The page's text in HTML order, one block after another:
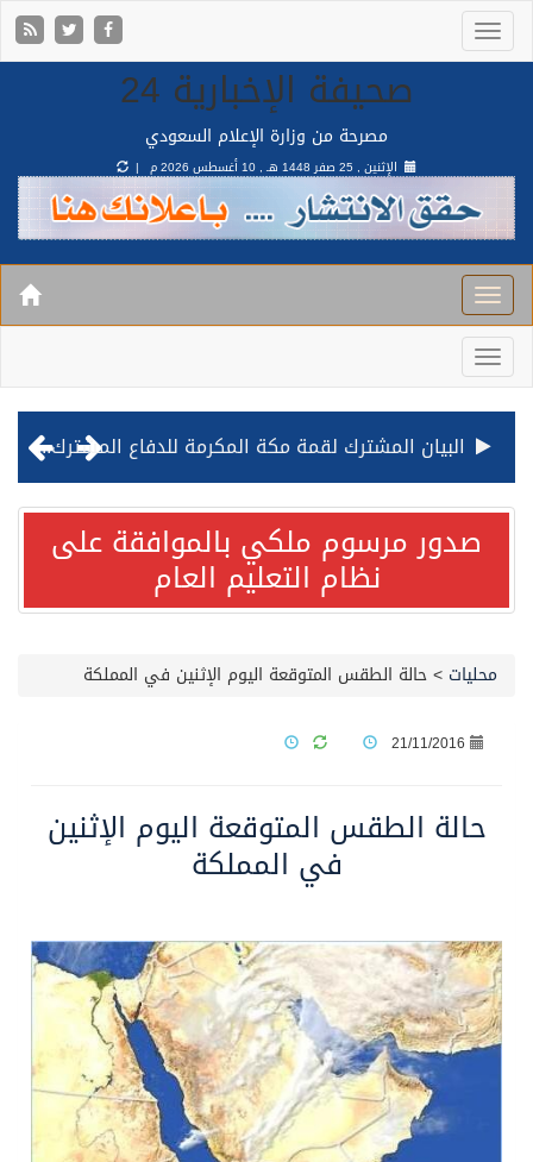
صحيفة الإخبارية 24
مصرحة من وزارة الإعلام السعودي
الإثنين , 25 صفر 1448 هـ , 10 أغسطس 2026 م |
البيان المشترك لقمة مكة المكرمة للدفاع المشترك بين المملكة وتركيا وباكستان
قيادة القوات المشتركة للتحالف: نفذنا عملية رد عسكري متناسبة لأهداف عسكرية مشروعة تابعة للمليشيا الحوثية الإرهابية في محافظة الحديدة
سمو ولي العهد يتلقى اتصالًا هاتفيًا من رئيس الوزراء الباكستاني
محافظ عفيف يؤدي صلاة عيد الأضحى
صدور مرسوم ملكي بالموافقة على
نظام التعليم العام
محليات >حالة الطقس المتوقعة اليوم الإثنين في المملكة
21/11/2016
حالة الطقس المتوقعة اليوم الإثنين
في المملكة